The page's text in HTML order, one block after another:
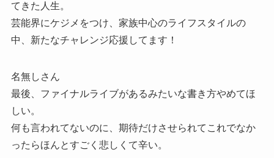
てきた人生。
芸能界にケジメをつけ、家族中心のライフスタイルの
中、新たなチャレンジ応援してます！
名無しさん
最後、ファイナルライブがあるみたいな書き方やめてほ
しい。
何も言われてないのに、期待だけさせられてこれでなか
ったらほんとすごく悲しくて辛い。